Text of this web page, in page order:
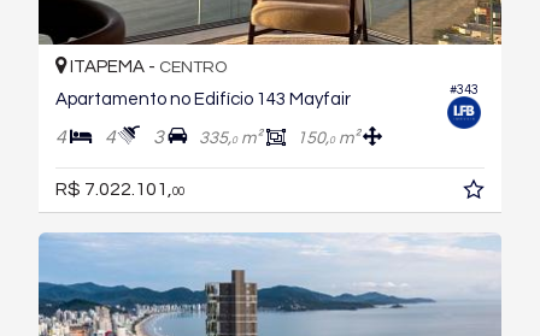
#343
ITAPEMA - CENTRO
Apartamento no Edifício 143 Mayfair
4 4 3 335,0m² 150,0m²
R$ 7.022.101, 00